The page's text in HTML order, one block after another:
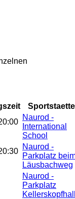
Sportstaette
Naurod -
International
School
Naurod -
Parkplatz
Läusbachweg
Naurod -
Parkplatz